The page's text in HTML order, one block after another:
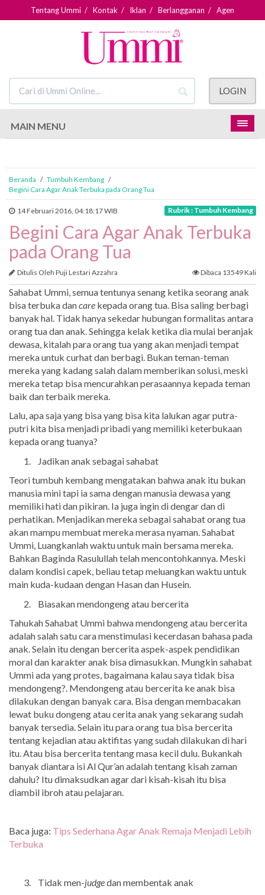
Tentang Ummi / Kontak / Iklan / Berlangganan / Agen
LOGIN
MAIN MENU
Beranda / Tumbuh Kembang /
Begini Cara Agar Anak Terbuka pada Orang Tua
14 Februari 2016, 04:18:17 WIB Rubrik : Tumbuh Kembang
Begini Cara Agar Anak Terbuka
pada Orang Tua
Ditulis Oleh Puji Lestari Azzahra Dibaca 13549 Kali
Sahabat Ummi, semua tentunya senang ketika seorang anak
bisa terbuka dancare kepada orang tua. Bisa saling berbagi
banyak hal. Tidak hanya sekedar hubungan formalitas antara
orang tua dan anak. Sehingga kelak ketika dia mulai beranjak
dewasa, kitalah para orang tua yang akan menjadi tempat
mereka untuk curhat dan berbagi. Bukan teman-teman
mereka yang kadang salah dalam memberikan solusi, meski
mereka tetap bisa mencurahkan perasaannya kepada teman
baik dan terbaik mereka.
Lalu, apa saja yang bisa yang bisa kita lalukan agar putra-
putri kita bisa menjadi pribadi yang memiliki keterbukaan
kepada orang tuanya?
Jadikan anak sebagai sahabat
Teori tumbuh kembang mengatakan bahwa anak itu bukan
manusia mini tapi ia sama dengan manusia dewasa yang
memiliki hati dan pikiran. Ia juga ingin di dengar dan di
perhatikan. Menjadikan mereka sebagai sahabat orang tua
akan mampu membuat mereka merasa nyaman. Sahabat
Ummi, Luangkanlah waktu untuk main bersama mereka.
Bahkan Baginda Rasulullah telah mencontohkannya. Meski
dalam kondisi capek, beliau tetap meluangkan waktu untuk
main kuda-kudaan dengan Hasan dan Husein.
Biasakan mendongeng atau bercerita
Tahukah Sahabat Ummi bahwa mendongeng atau bercerita
adalah salah satu cara menstimulasi kecerdasan bahasa pada
anak. Selain itu dengan bercerita aspek-aspek pendidikan
moral dan karakter anak bisa dimasukkan. Mungkin sahabat
Ummi ada yang protes, bagaimana kalau saya tidak bisa
mendongeng?. Mendongeng atau bercerita ke anak bisa
dilakukan dengan banyak cara. Bisa dengan membacakan
lewat buku dongeng atau cerita anak yang sekarang sudah
banyak tersedia. Selain itu para orang tua bisa bercerita
tentang kejadian atau aktifitas yang sudah dilakukan di hari
itu. Atau bisa bercerita tentang masa kecil dulu. Bukankah
banyak diantara isi Al Qur’an adalah tentang kisah zaman
dahulu? Itu dimaksudkan agar dari kisah-kisah itu bisa
diambil ibroh atau pelajaran.
Baca juga: Tips Sederhana Agar Anak Remaja Menjadi Lebih
Terbuka
Tidak men-judgedan membentak anak